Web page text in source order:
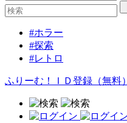
#ホラー
#探索
#レトロ
ふりーむ！ＩＤ登録（無料）